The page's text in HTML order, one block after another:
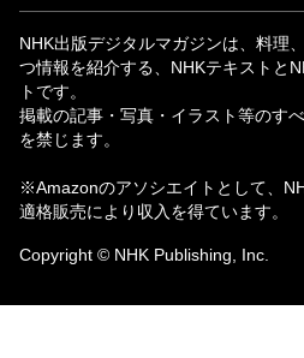
NHK出版デジタルマガジンは、料理
つ情報を紹介する、NHKテキストと
トです。
掲載の記事・写真・イラスト等のす
を禁じます。
※Amazonのアソシエイトとして、
適格販売により収入を得ています。
Copyright © NHK Publishing, Inc.